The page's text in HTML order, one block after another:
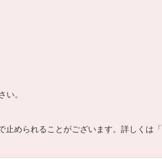
。
められることがございます。詳しくは「